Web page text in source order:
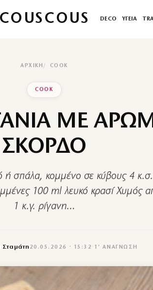
COUSCOUS DECO ΥΓΕΙΑ
ΑΡΧΙΚΉ COOK
COOK
ΜΕ
ΣΚΟΡΔΟ
ή σπάλα, κομμένο σε κύβους 4
100 ml λευκό κρασί Χυμός
1 κ.γ. ρίγανη…
Σταμάτη 20.05.2026 · 15:32 · 1′ ΑΝΆΓΝΩΣΗ